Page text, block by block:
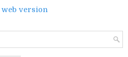
web version